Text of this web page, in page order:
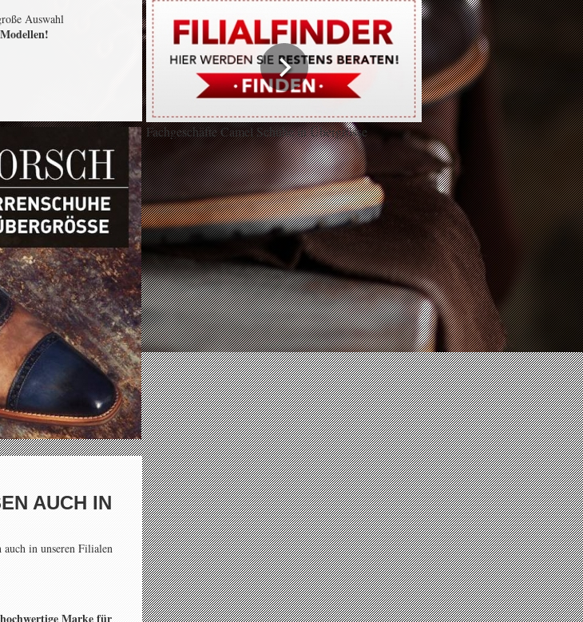
Fachgeschäfte Camel Schuhe in Übergrösse
Auswahl
AUCH IN
in unseren Filialen
Marke für